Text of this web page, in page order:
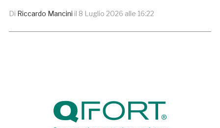
Di Riccardo Mancini il 8 Luglio 2026 alle 16:22